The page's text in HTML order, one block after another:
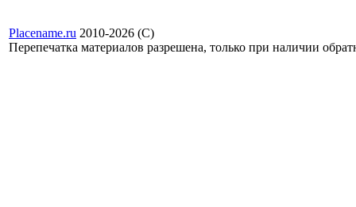
Placename.ru 2010-2026 (С)
Перепечатка материалов разрешена, только при наличии